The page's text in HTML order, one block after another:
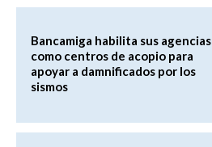
Bancamiga habilita sus agencias
como centros de acopio para
apoyar a damnificados por los
sismos